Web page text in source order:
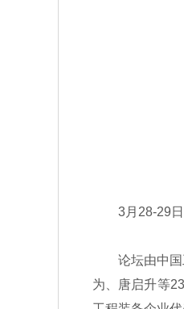
3月28-29日
论坛由中国工
为、唐启升等